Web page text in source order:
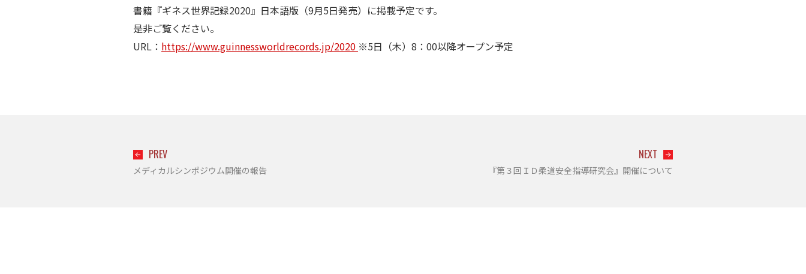
書籍『ギネス世界記録2020』日本語版（9月5日発売）に掲載予定です。
是非ご覧ください。
URL： https://www.guinnessworldrecords.jp/2020 ※5日（木）8：00以降オープン予定
PREV
メディカルシンポジウム開催の報告
NEXT
『第３回ＩＤ柔道安全指導研究会』開催について